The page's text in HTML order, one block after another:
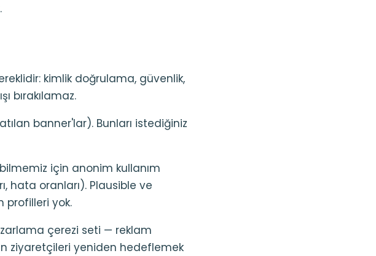
kimlik doğrulama, güvenlik,
bırakılamaz.
banner'lar). Bunları istediğiniz
için anonim kullanım
hata oranları). Plausible ve
profilleri yok.
çerezi seti — reklam
ziyaretçileri yeniden hedeflemek